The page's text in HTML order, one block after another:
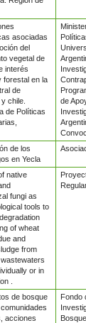
asociadas
del
vegetal de
interés
forestal en la
de
chile.
de Políticas
de
de los
en Yecla
native
fungi as
tools to
of wheat
and
from
or in
.
de bosque
acciones
Fondo